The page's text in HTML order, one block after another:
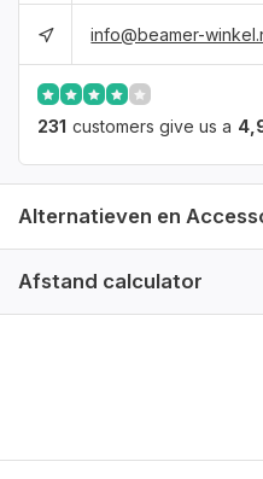
info@beamer-
231 customers give us a
Alternatieven en
Afstand calculator